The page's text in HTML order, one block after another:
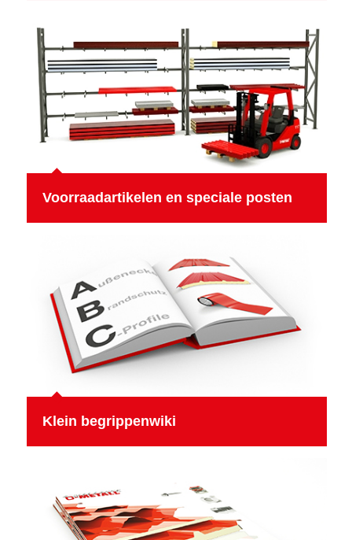
Voorraadartikelen en speciale posten
Klein begrippenwiki